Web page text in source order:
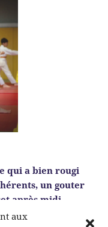
aux
qui a bien rougi
un gouter
après midi.